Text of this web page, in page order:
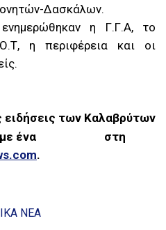
Δασκάλων.
η Γ.Γ.Α, το
η περιφέρεια και οι
ειδήσεις των Καλαβρύτων
ένα
στη
.
ΝΕΑ